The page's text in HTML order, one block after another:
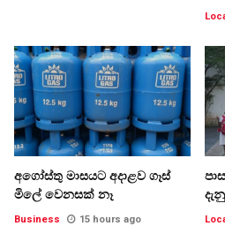
අගෝස්තු මාසයට අදාළව ගෑස්
මිලේ වෙනසක් නෑ
Business 15 hours ago